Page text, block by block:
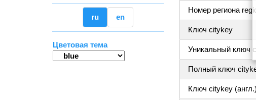
ru en
Цветовая тема
Номер региона
Ключ citykey
Уникальный ключ
Полный ключ
Ключ citykey (англ.)